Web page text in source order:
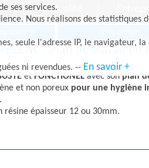
ses services.
Nous réalisons des statistiques
seule l'adresse IP, le navigateur,
ni revendues. -- En savoir +
Actualité
MEZENC - Plan de travail en
et FONCTIONELavec son plan
et non poreux pour une hygiène
résine épaisseur 12 ou 30mm.